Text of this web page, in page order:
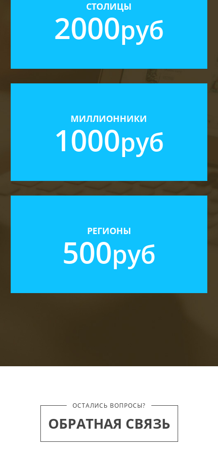
СТОЛИЦЫ
2000руб
Аренда, Продажа, Жилая, Коммерческая
3 рассылки в день
МИЛЛИОННИКИ
1000руб
Аренда, Продажа, Жилая, Коммерческая
3 рассылки в день
РЕГИОНЫ
500руб
Аренда, Продажа, Жилая, Коммерческая
3 рассылки в день
ОСТАЛИСЬ ВОПРОСЫ?
ОБРАТНАЯ СВЯЗЬ